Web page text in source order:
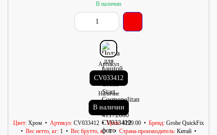
В наличии
Артикул
CV033412
Наличие
В наличии
Цвет Хром Артикул CV033412 Цена 4299.00 Бренд Grohe QuickFix
Вес нетто, кг 1 Вес брутто, кг 1 Страна-производитель Китай